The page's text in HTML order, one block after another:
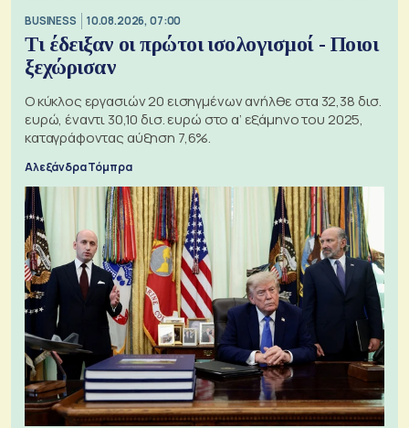
BUSINESS 10.08.2026, 07:00
Τι έδειξαν οι πρώτοι ισολογισμοί - Ποιοι
ξεχώρισαν
Ο κύκλος εργασιών 20 εισηγμένων ανήλθε στα 32,38 δισ.
ευρώ, έναντι 30,10 δισ. ευρώ στο α’ εξάμηνο του 2025,
καταγράφοντας αύξηση 7,6%.
Αλεξάνδρα Τόμπρα